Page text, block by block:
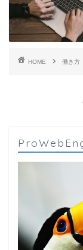
HOME 働き方